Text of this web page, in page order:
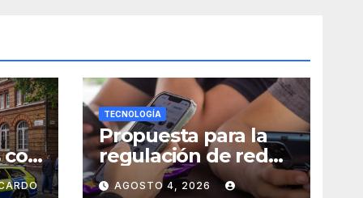
con
TECNOLOGÍA
Propuesta para la
regulación de redes
sociales estará lista
AGOSTO 4, 2026